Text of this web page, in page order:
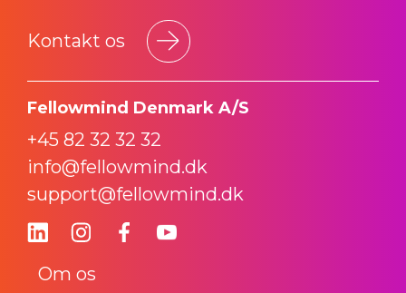
Kontakt os
Fellowmind Denmark A/S
+45 82 32 32 32
info@fellowmind.dk
support@fellowmind.dk
Om os